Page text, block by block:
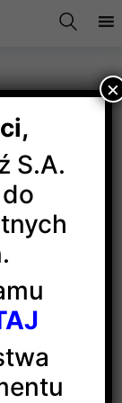
Łódź
S.A.
×